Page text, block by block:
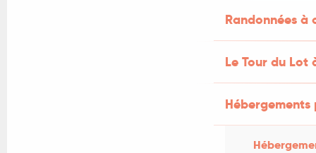
Randonnées
Le Tour du Lot